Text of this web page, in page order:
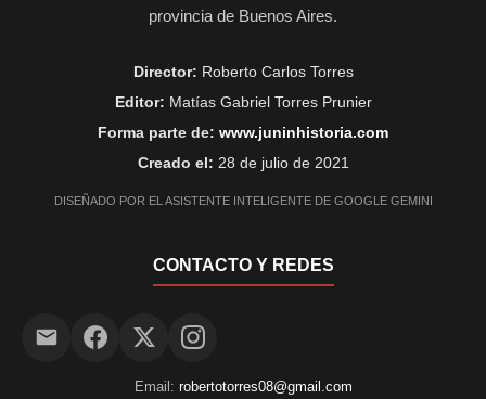
provincia de Buenos Aires.
Director: Roberto Carlos Torres
Editor: Matías Gabriel Torres Prunier
Forma parte de: www.juninhistoria.com
Creado el: 28 de julio de 2021
DISEÑADO POR EL ASISTENTE INTELIGENTE DE GOOGLE GEMINI
CONTACTO Y REDES
Email: robertotorres08@gmail.com